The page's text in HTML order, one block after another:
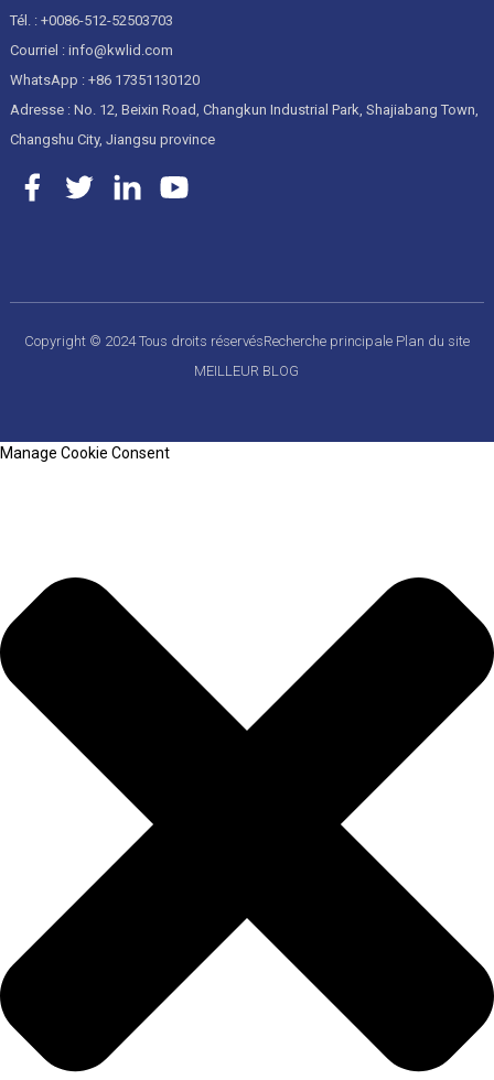
Tél. : +0086-512-52503703
Courriel : info@kwlid.com
WhatsApp : +86 17351130120
Adresse : No. 12, Beixin Road, Changkun Industrial Park, Shajiabang Town,
Changshu City, Jiangsu province
Copyright © 2024 Tous droits réservésRecherche principale Plan du site
MEILLEUR BLOG
Manage Cookie Consent